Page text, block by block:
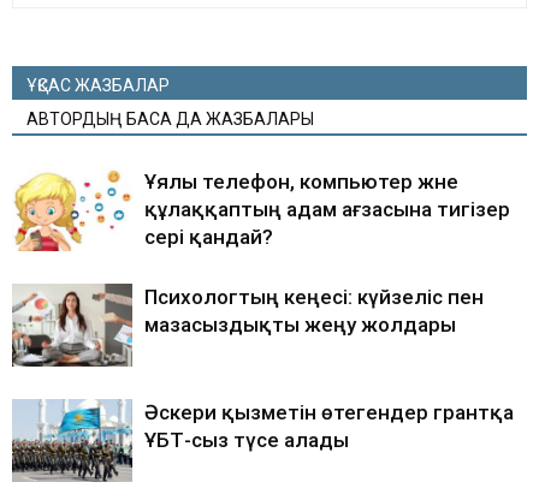
ҰҚСАС ЖАЗБАЛАР
АВТОРДЫҢ БАСҚА ДА ЖАЗБАЛАРЫ
Ұялы телефон, компьютер және
құлаққаптың адам ағзасына тигізер
әсері қандай?
Психологтың кеңесі: күйзеліс пен
мазасыздықты жеңу жолдары
Әскери қызметін өтегендер грантқа
ҰБТ-сыз түсе алады